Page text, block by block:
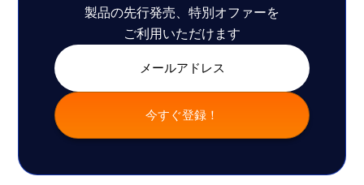
製品の先行発売、特別オファーを
ご利用いただけます